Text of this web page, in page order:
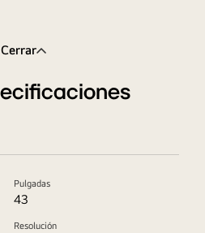
Cerrar
Pulgadas
43
Resolución